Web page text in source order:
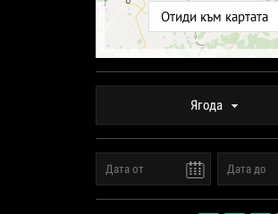
Отиди към картата
Ягода